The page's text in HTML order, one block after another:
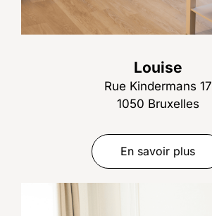
Louise
Rue Kindermans 17
1050 Bruxelles
En savoir plus